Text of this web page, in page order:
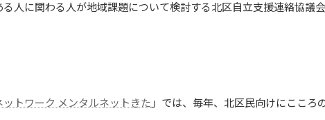
人に関わる人が地域課題について検討する北区自立支援連絡協議
トワーク メンタルネットきた 」では、毎年、北区民向けにこころ